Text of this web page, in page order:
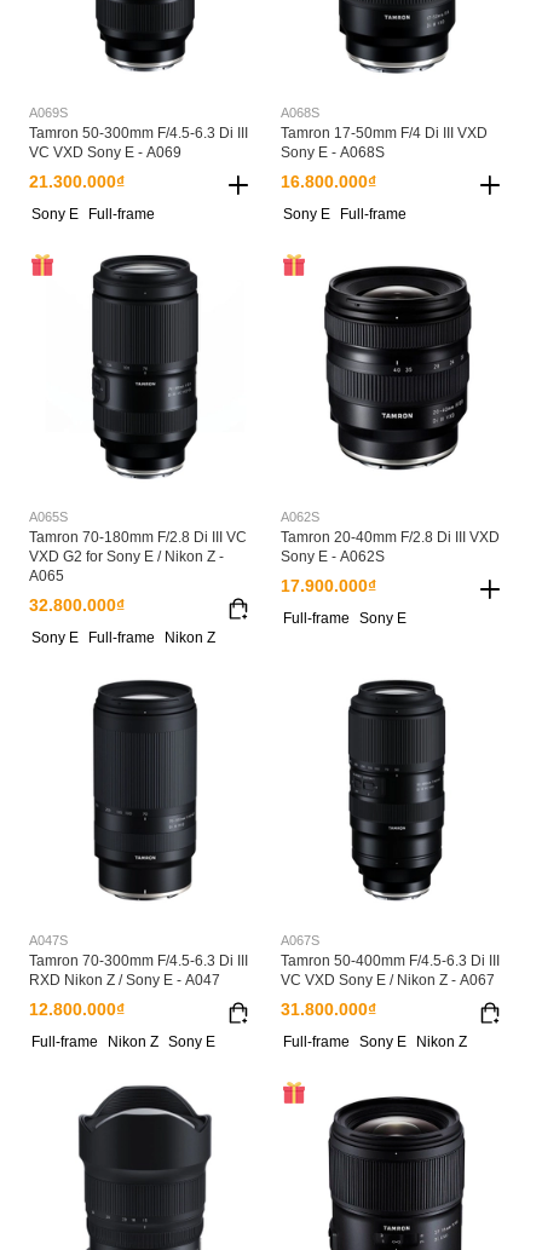
A069S
Tamron 50-300mm F/4.5-6.3 Di III
VC VXD Sony E - A069
21.300.000₫
Sony E Full-frame
A068S
Tamron 17-50mm F/4 Di III VXD
Sony E - A068S
16.800.000₫
Sony E Full-frame
A065S
Tamron 70-180mm F/2.8 Di III VC
VXD G2 for Sony E / Nikon Z -
A065
32.800.000₫
Sony E Full-frame Nikon Z
A062S
Tamron 20-40mm F/2.8 Di III VXD
Sony E - A062S
17.900.000₫
Full-frame Sony E
A047S
Tamron 70-300mm F/4.5-6.3 Di III
RXD Nikon Z / Sony E - A047
12.800.000₫
Full-frame Nikon Z Sony E
A067S
Tamron 50-400mm F/4.5-6.3 Di III
VC VXD Sony E / Nikon Z - A067
31.800.000₫
Full-frame Sony E Nikon Z